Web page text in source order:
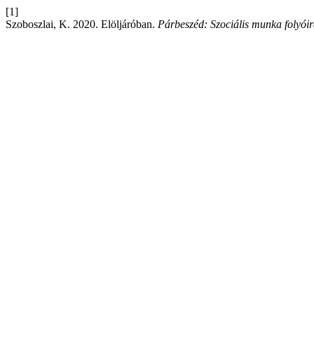
[1]
Szoboszlai, K. 2020. Elöljáróban. Párbeszéd: Szociális munka